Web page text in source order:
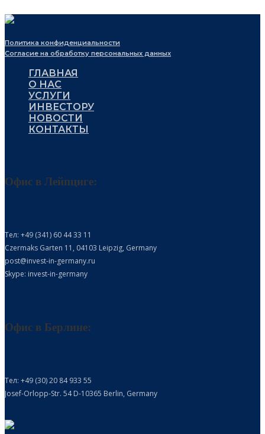
Политика конфиденциальности
Согласие на обработку персональных данных
ГЛАВНАЯ
О НАС
УСЛУГИ
ИНВЕСТОРУ
НОВОСТИ
КОНТАКТЫ
Офис в Лейпциге:
Тел: +49 (341) 60 44 33 11
Czermaks Garten 11, 04103 Leipzig, Germany
post@invest-in-germany.ru
Skype: invest-in-germany
Офис в Берлине:
Тел: +49 (30) 20 84 933 55
Josef-Orlopp-Str. 54 D-10365 Berlin, Germany